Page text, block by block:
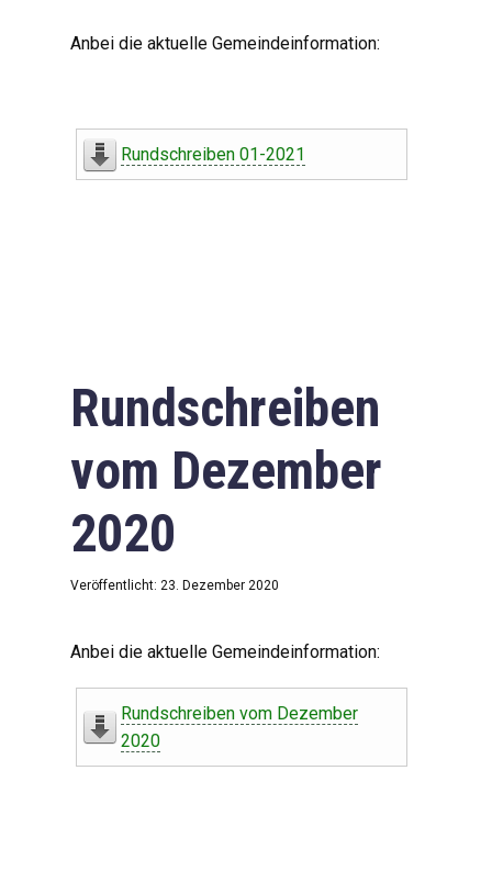
Anbei die aktuelle Gemeindeinformation:
Rundschreiben 01-2021
Rundschreiben
vom Dezember
2020
Veröffentlicht: 23. Dezember 2020
Anbei die aktuelle Gemeindeinformation:
Rundschreiben vom Dezember
2020